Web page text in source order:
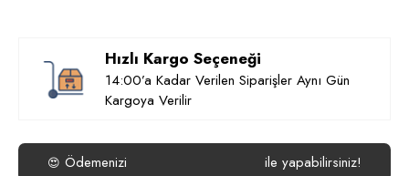
Hızlı Kargo Seçeneği
14:00’a Kadar Verilen Siparişler Aynı Gün
Kargoya Verilir
😍 Ödemenizi ile yapabilirsiniz!